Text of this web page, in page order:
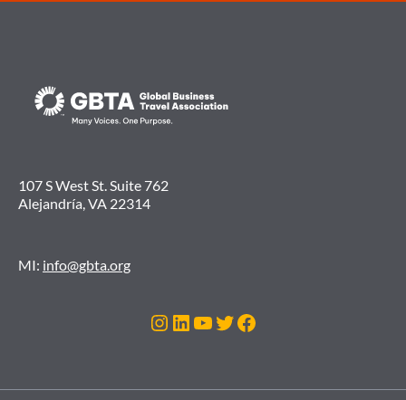
107 S West St. Suite 762
Alejandría, VA 22314
MI: info@gbta.org
Instagram
LinkedIn
YouTube
Twitter
Facebook